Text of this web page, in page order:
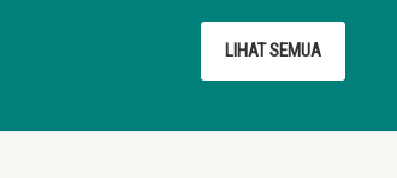
LIHAT SEMUA